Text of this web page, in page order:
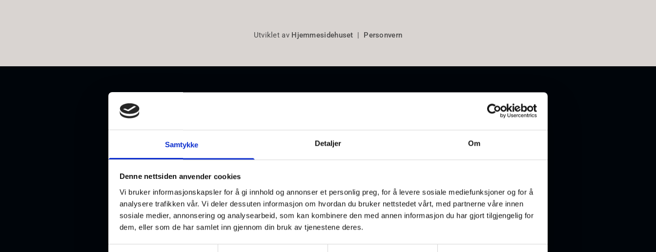
Samtykke Detaljer Om
Denne nettsiden anvender cookies
Vi bruker informasjonskapsler for å gi innhold og annonser et personlig preg, for å levere sosiale mediefunksjoner og for å
analysere trafikken vår. Vi deler dessuten informasjon om hvordan du bruker nettstedet vårt, med partnerne våre innen
sosiale medier, annonsering og analysearbeid, som kan kombinere den med annen informasjon du har gjort tilgjengelig for
dem, eller som de har samlet inn gjennom din bruk av tjenestene deres.
Utviklet av Hjemmesidehuset | Personvern